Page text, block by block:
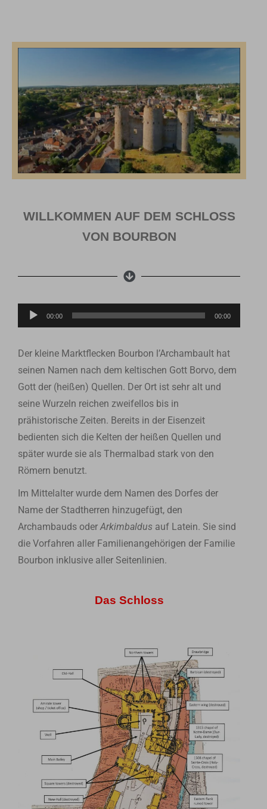
WILLKOMMEN AUF DEM SCHLOSS
VON BOURBON
Lecteur
audio
00:00 00:00
Der kleine Marktflecken Bourbon l’Archambault hat
seinen Namen nach dem keltischen Gott Borvo, dem
Gott der (heißen) Quellen. Der Ort ist sehr alt und
seine Wurzeln reichen zweifellos bis in
prähistorische Zeiten. Bereits in der Eisenzeit
bedienten sich die Kelten der heißen Quellen und
später wurde sie als Thermalbad stark von den
Römern benutzt.
Im Mittelalter wurde dem Namen des Dorfes der
Name der Stadtherren hinzugefügt, den
Archambauds oder Arkimbaldus auf Latein. Sie sind
die Vorfahren aller Familienangehörigen der Familie
Bourbon inklusive aller Seitenlinien.
Das Schloss